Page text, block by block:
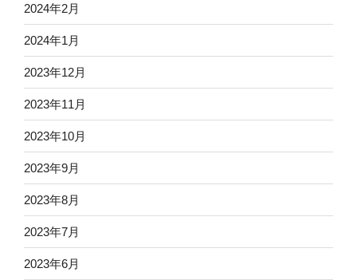
2024年2月
2024年1月
2023年12月
2023年11月
2023年10月
2023年9月
2023年8月
2023年7月
2023年6月